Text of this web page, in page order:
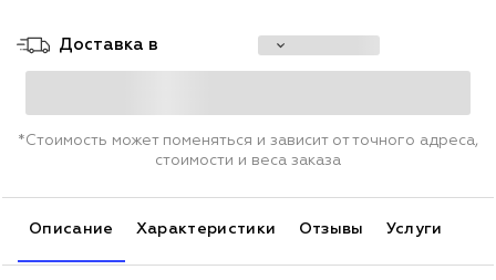
Доставка в
*Стоимость может поменяться и зависит от точного адреса,
стоимости и веса заказа
Описание Характеристики Отзывы Услуги